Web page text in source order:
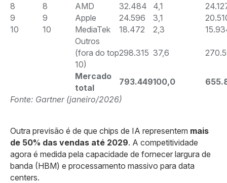
8
8 AMD 32.484 4,1
9
9 Apple 24.596 3,1
10
10 MediaTek 18.472 2,3
Outros
(fora do top
10)
298.315 37,6
Mercado
total
793.449100,0
Fonte: Gartner (janeiro/2026)
Outra previsão é de que chips de IA representem mais
de 50% das vendas até 2029. A competitividade
agora é medida pela capacidade de fornecer largura de
banda (HBM) e processamento massivo para data
centers.